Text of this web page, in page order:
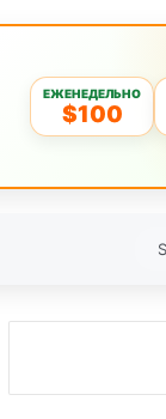
ЕЖЕНЕДЕЛЬНО
$100